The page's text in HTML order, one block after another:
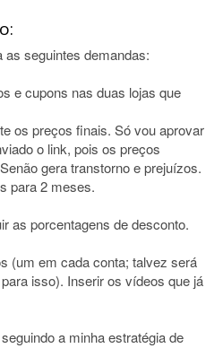
seguintes demandas:
e cupons nas duas lojas que
os preços finais. Só vou aprovar
o link, pois os preços
gera transtorno e prejuízos.
para 2 meses.
as porcentagens de desconto.
(um em cada conta; talvez será
isso). Inserir os vídeos que já
a minha estratégia de